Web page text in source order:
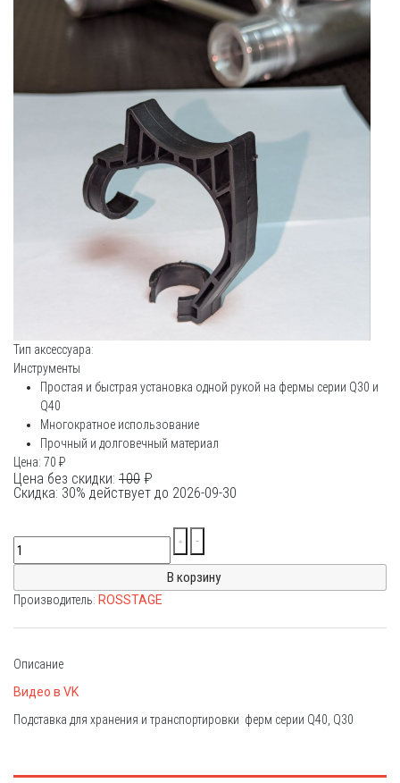
Тип аксессуара:
Инструменты
Простая и быстрая установка одной рукой на фермы серии Q30 и
Q40
Многократное использование
Прочный и долговечный материал
Цена: 70 ₽
Цена без скидки: 100 ₽
Скидка: 30% действует до 2026-09-30
Производитель: ROSSTAGE
Описание
Видео в VK
Подставка для хранения и транспортировки ферм серии Q40, Q30